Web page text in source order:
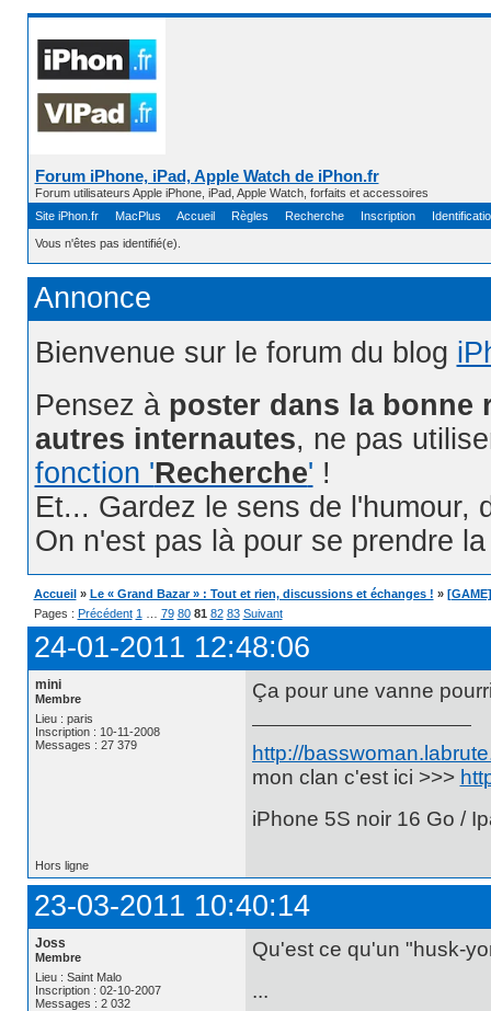
Forum iPhone, iPad, Apple Watch de iPhon.fr
Forum utilisateurs Apple iPhone, iPad, Apple Watch, forfaits et accessoires
Site iPhon.fr
MacPlus Accueil Règles Recherche Inscription
Vous n'êtes pas identifié(e).
Annonce
Bienvenue sur le forum du blog
Pensez à poster dans la bonne
autres internautes, ne pas
fonction 'Recherche' !
Et... Gardez le sens de l'humour,
On n'est pas là pour se prendre
Accueil » Le « Grand Bazar » : Tout et rien, discussions et échanges ! »
Pages : Précédent 1 79 80 81 82 83 Suivant
24-01-2011 12:48:06
mini
Membre
Lieu : paris
Inscription : 10-11-2008
Messages : 27 379
Ça pour une vanne
http://
mon clan c'est ici >>>
iPhone 5S noir 16 Go /
Hors ligne
23-03-2011 10:40:14
Joss
Membre
Lieu : Saint Malo
Inscription : 02-10-2007
Messages : 2 032
Qu'est ce qu'un "husk-
...